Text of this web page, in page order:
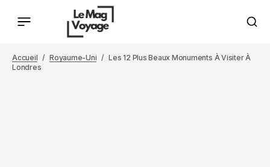
Accueil Royaume-Uni
Les 12 Plus Beaux Monuments À Visiter À
Londres